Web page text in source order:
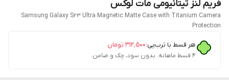
فریم لنز تیتانیومی مات لوکس
Samsung Galaxy S23 Ultra Magnetic Matte Case with Titanium Camera
Protection
هر قسط با ترب‌پی:۳۱۲٬۵۰۰ تومان
۴ قسط ماهانه. بدون سود، چک و ضامن.